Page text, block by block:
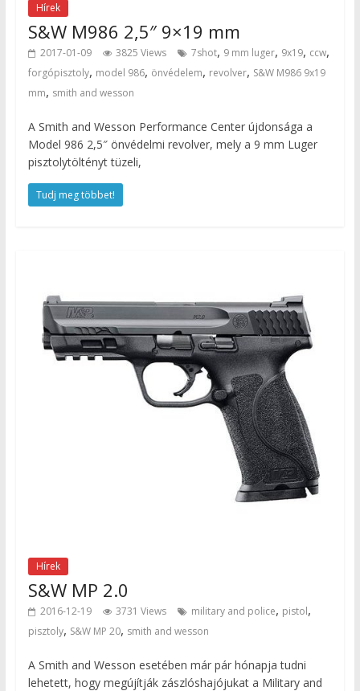
Hírek
S&W M986 2,5″ 9×19 mm
2017-01-09 3825 Views 7shot, 9 mm luger, 9x19, ccw,
forgópisztoly, model 986, önvédelem, revolver, S&W M986 9x19
mm, smith and wesson
A Smith and Wesson Performance Center újdonsága a
Model 986 2,5″ önvédelmi revolver, mely a 9 mm Luger
pisztolytöltényt tüzeli,
Tudj meg többet!
Hírek
S&W MP 2.0
2016-12-19 3731 Views military and police, pistol,
pisztoly, S&W MP 20, smith and wesson
A Smith and Wesson esetében már pár hónapja tudni
lehetett, hogy megújítják zászlóshajójukat a Military and